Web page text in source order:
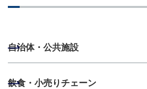
自治体・公共施設
飲食・小売りチェーン